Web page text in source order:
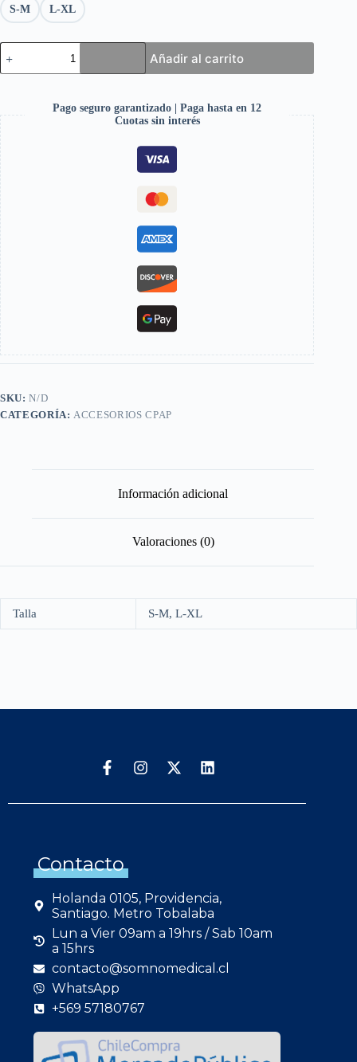
S-M L-XL
Añadir al carrito
Pago seguro garantizado | Paga hasta en 12
Cuotas sin interés
SKU:N/D
CATEGORÍA:ACCESORIOS CPAP
Información adicional
Valoraciones (0)
Talla S-M, L-XL
Contacto
Holanda 0105, Providencia,
Santiago. Metro Tobalaba
Lun a Vier 09am a 19hrs / Sab 10am
a 15hrs
contacto@somnomedical.cl
WhatsApp
+569 57180767